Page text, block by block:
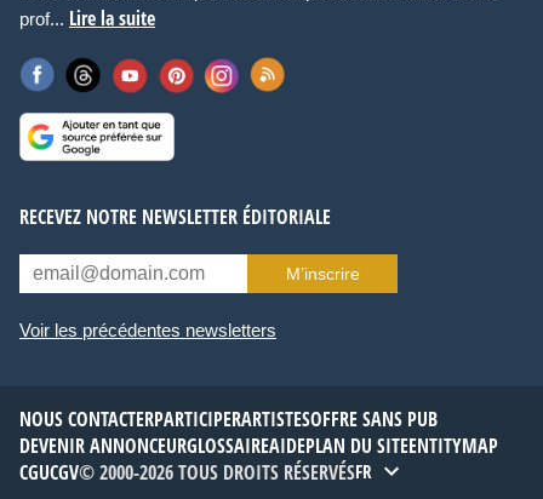
prof... Lire la suite
RECEVEZ NOTRE NEWSLETTER ÉDITORIALE
M’inscrire
Voir les précédentes newsletters
NOUS CONTACTERPARTICIPERARTISTESOFFRE SANS PUB
DEVENIR ANNONCEURGLOSSAIREAIDEPLAN DU SITEENTITYMAP
CGUCGV© 2000-2026 TOUS DROITS RÉSERVÉSFR